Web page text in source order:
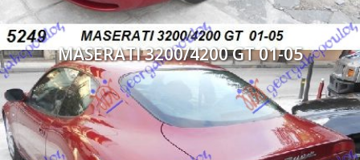
MASERATI 3200/4200 GT 01-05